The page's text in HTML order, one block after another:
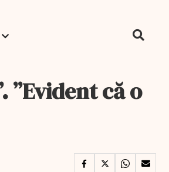
”Evident că o